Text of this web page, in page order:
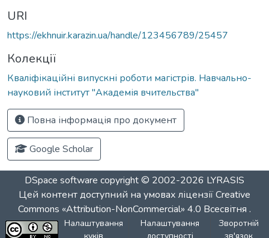
URI
https://ekhnuir.karazin.ua/handle/123456789/25457
Колекції
Кваліфікаційні випускні роботи магістрів. Навчально-
науковий інститут "Академія вчительства"
Повна інформація про документ
Google Scholar
DSpace software copyright © 2002-2026 LYRASIS
Цей контент доступний на умовах ліцензіїCreative
Commons «Attribution-NonCommercial» 4.0 Всесвітня .
Налаштування
Налаштування
Зворотній